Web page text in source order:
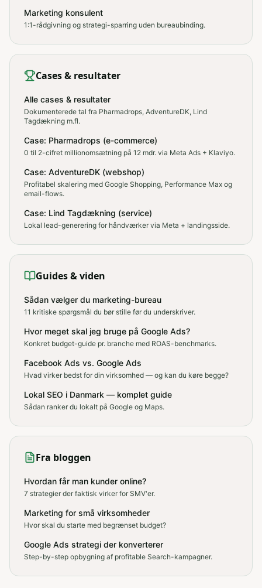
Marketing konsulent
1:1-rådgivning og strategi-sparring uden bureaubinding.
Cases & resultater
Alle cases & resultater
Dokumenterede tal fra Pharmadrops, AdventureDK, Lind
Tagdækning m.fl.
Case: Pharmadrops (e-commerce)
0 til 2-cifret millionomsætning på 12 mdr. via Meta Ads + Klaviyo.
Case: AdventureDK (webshop)
Profitabel skalering med Google Shopping, Performance Max og
email-flows.
Case: Lind Tagdækning (service)
Lokal lead-generering for håndværker via Meta + landingsside.
Guides & viden
Sådan vælger du marketing-bureau
11 kritiske spørgsmål du bør stille før du underskriver.
Hvor meget skal jeg bruge på Google Ads?
Konkret budget-guide pr. branche med ROAS-benchmarks.
Facebook Ads vs. Google Ads
Hvad virker bedst for din virksomhed — og kan du køre begge?
Lokal SEO i Danmark — komplet guide
Sådan ranker du lokalt på Google og Maps.
Fra bloggen
Hvordan får man kunder online?
7 strategier der faktisk virker for SMV'er.
Marketing for små virksomheder
Hvor skal du starte med begrænset budget?
Google Ads strategi der konverterer
Step-by-step opbygning af profitable Search-kampagner.